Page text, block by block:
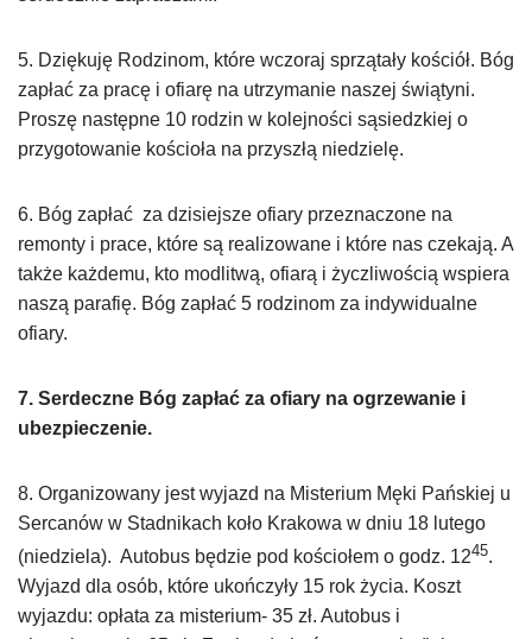
5. Dziękuję Rodzinom, które wczoraj sprzątały kościół. Bóg
zapłać za pracę i ofiarę na utrzymanie naszej świątyni.
Proszę następne 10 rodzin w kolejności sąsiedzkiej o
przygotowanie kościoła na przyszłą niedzielę.
6. Bóg zapłać za dzisiejsze ofiary przeznaczone na
remonty i prace, które są realizowane i które nas czekają. A
także każdemu, kto modlitwą, ofiarą i życzliwością wspiera
naszą parafię. Bóg zapłać 5 rodzinom za indywidualne
ofiary.
7. Serdeczne Bóg zapłać za ofiary na ogrzewanie i
ubezpieczenie.
8. Organizowany jest wyjazd na Misterium Męki Pańskiej u
Sercanów w Stadnikach koło Krakowa w dniu 18 lutego
(niedziela). Autobus będzie pod kościołem o godz. 1245.
Wyjazd dla osób, które ukończyły 15 rok życia. Koszt
wyjazdu: opłata za misterium- 35 zł. Autobus i